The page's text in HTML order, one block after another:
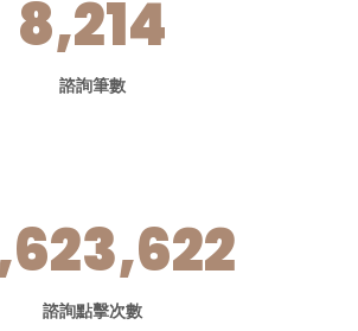
8,214
諮詢筆數
諮詢點擊次數